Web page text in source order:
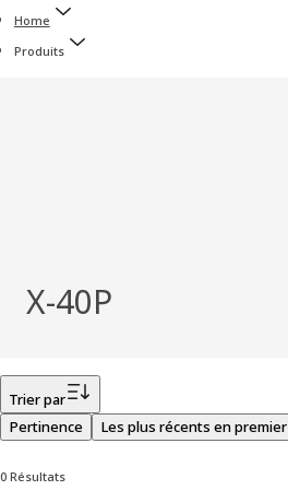
Home
Produits
X-40P
Trier par
Pertinence
Les plus récents en premier
0 Résultats